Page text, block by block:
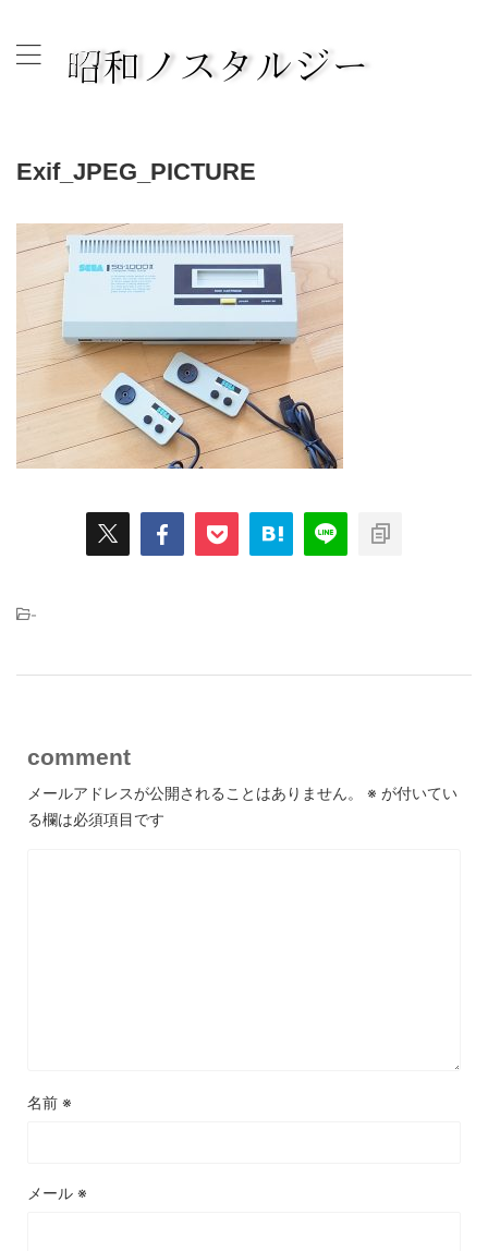
Exif_JPEG_PICTURE
-
comment
メールアドレスが公開されることはありません。 ※ が付いてい
る欄は必須項目です
名前 ※
メール ※